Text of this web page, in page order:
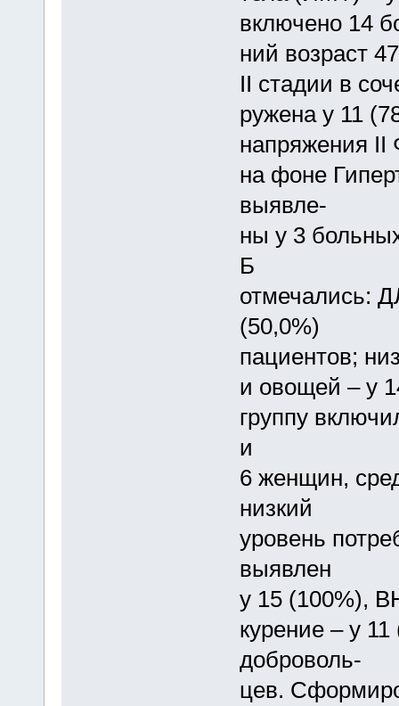
включено 14
ний возраст
II стадии в
ружена у 11
напряжения II
на фоне
выявле-
ны у 3
Б
отмечались:
(50,0%)
пациентов;
и овощей – у
группу
и
6 женщин,
низкий
уровень
выявлен
у 15 (100%),
курение – у
доброволь-
цев.